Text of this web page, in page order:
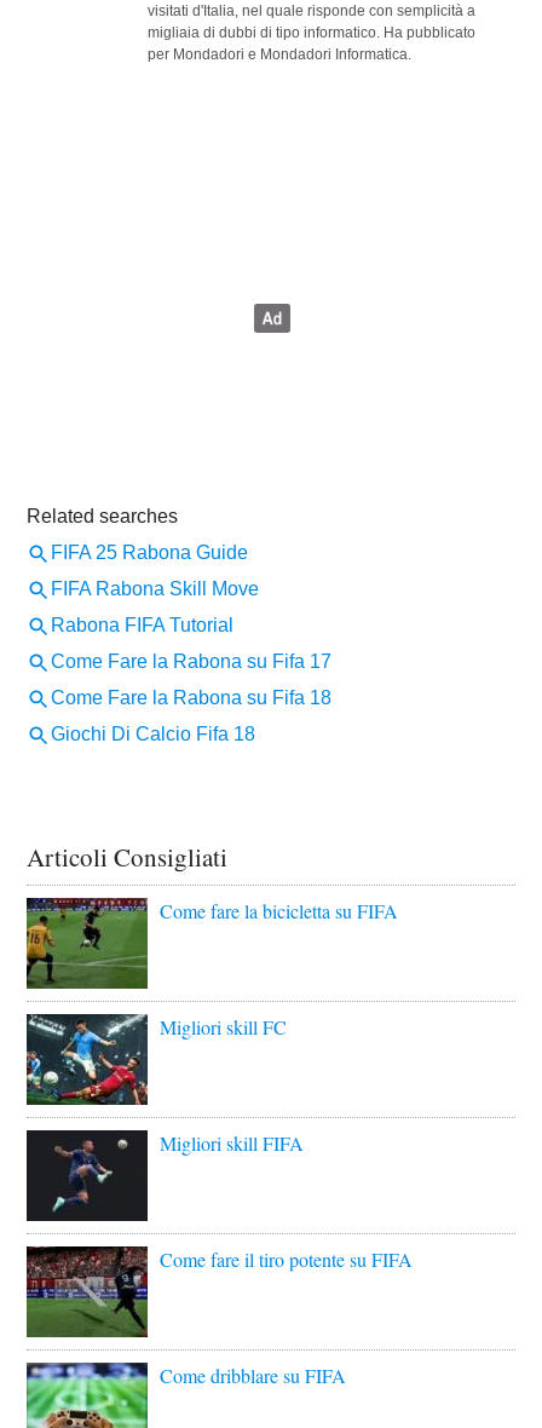
visitati d'Italia, nel quale risponde con semplicità a
migliaia di dubbi di tipo informatico. Ha pubblicato
per Mondadori e Mondadori Informatica.
Articoli Consigliati
Come fare la bicicletta su FIFA
Migliori skill FC
Migliori skill FIFA
Come fare il tiro potente su FIFA
Come dribblare su FIFA